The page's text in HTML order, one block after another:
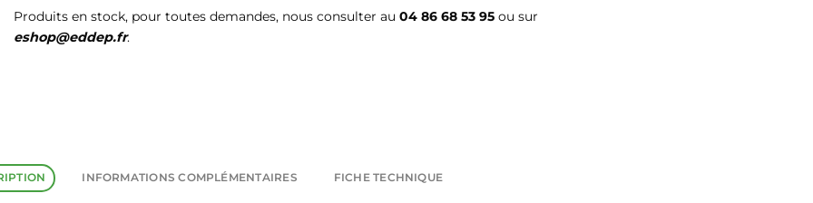
Produits en stock, pour toutes demandes, nous consulter au 04 86 68 53 95 ou sur
eshop@eddep.fr.
INFORMATIONS COMPLÉMENTAIRES FICHE TECHNIQUE